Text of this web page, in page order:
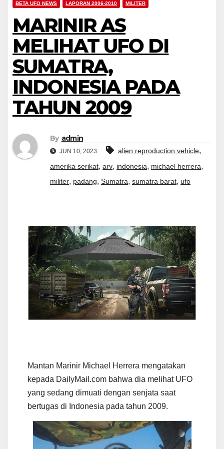
BETA UFO NEWS LAPORAN 2006-2010 MILITER
MARINIR AS
MELIHAT UFO DI
SUMATRA,
INDONESIA PADA
TAHUN 2009
By admin
JUN 10, 2023 alien reproduction vehicle,
amerika serikat, arv, indonesia, michael herrera,
militer, padang, Sumatra, sumatra barat, ufo
Mantan Marinir Michael Herrera mengatakan
kepada DailyMail.com bahwa dia melihat UFO
yang sedang dimuati dengan senjata saat
bertugas di Indonesia pada tahun 2009.